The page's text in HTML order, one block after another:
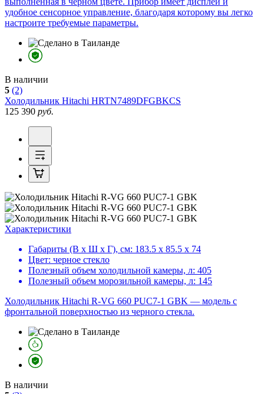
удобное сенсорное управление, благодаря которому вы легко
настроите требуемые параметры.
В наличии
5 (2)
Холодильник Hitachi HRTN7489DFGBKCS
125 390 руб.
Характеристики
Габариты (В х Ш х Г), см: 183.5 х 85.5 х 74
Цвет: черное стекло
Полезный объем холодильной камеры, л: 405
Полезный объем морозильной камеры, л: 145
Холодильник Hitachi R-VG 660 PUC7-1 GBK — модель с
фронтальной поверхностью из черного стекла.
В наличии